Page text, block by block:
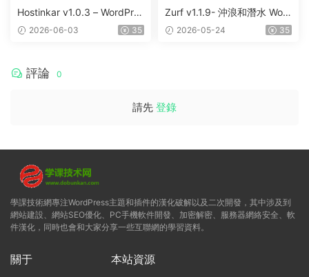
Hostinkar v1.0.3 – WordPres
s & WHMCS 主題
2026-06-03 35
Zurf v1.1.9- 沖浪和潛水 Wor
dPress主題
2026-05-24 35
評論 0
請先 登錄
學課技術網專注WordPress主題和插件的漢化破解以及二次開發，其中涉及到
網站建設、網站SEO優化、PC手機軟件開發、加密解密、服務器網絡安全、軟
件漢化，同時也會和大家分享一些互聯網的學習資料。
關于 本站資源